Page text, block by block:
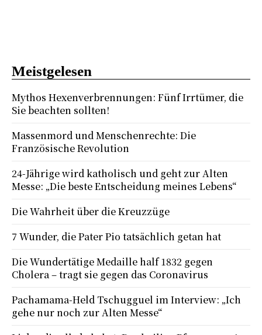
Meistgelesen
Mythos Hexenverbrennungen: Fünf Irrtümer, die
Sie beachten sollten!
Massenmord und Menschenrechte: Die
Französische Revolution
24-Jährige wird katholisch und geht zur Alten
Messe: „Die beste Entscheidung meines Lebens“
Die Wahrheit über die Kreuzzüge
7 Wunder, die Pater Pio tatsächlich getan hat
Die Wundertätige Medaille half 1832 gegen
Cholera – tragt sie gegen das Coronavirus
Pachamama-Held Tschugguel im Interview: „Ich
gehe nur noch zur Alten Messe“